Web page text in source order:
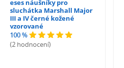
eses náušníky pro
sluchátka Marshall Major
III a IV černé kožené
vzorované
100 %
(2 hodnocení)